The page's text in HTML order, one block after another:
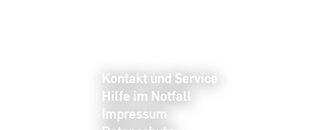
Kontakt und Service
Hilfe im Notfall
Impressum